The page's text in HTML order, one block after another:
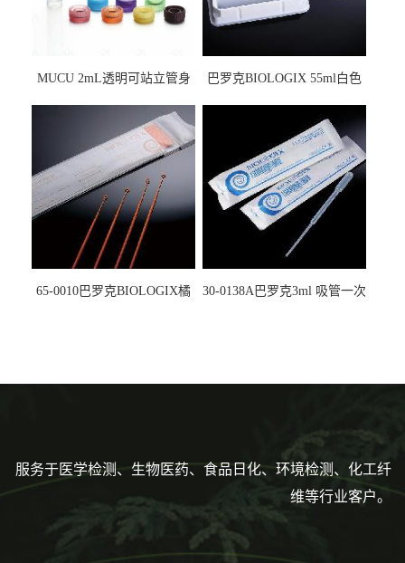
MUCU 2mL透明可站立管身
巴罗克BIOLOGIX 55ml白色
马射线灭菌25-0051
65-0010巴罗克BIOLOGIX橘
30-0138A巴罗克3ml 吸管一次
服务于医学检测、生物医药、食品日化、环境检测、化工纤
维等行业客户。